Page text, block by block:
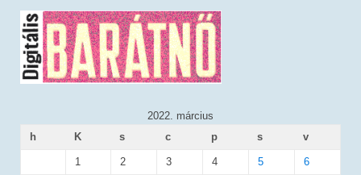
2022. március
h
K s c p s v
1 2 3 4 5 6